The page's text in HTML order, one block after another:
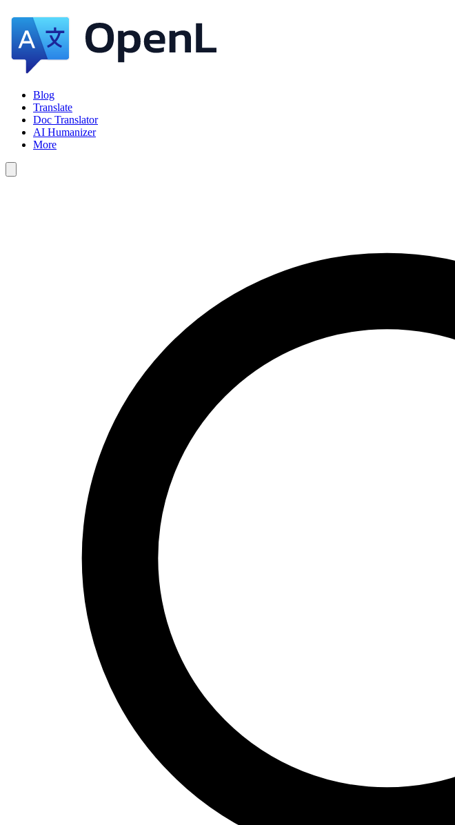
Blog
Translate
Doc Translator
AI Humanizer
More